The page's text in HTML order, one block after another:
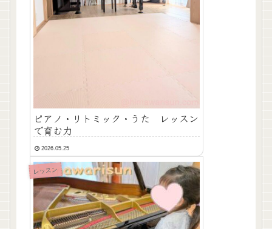
ピアノ・リトミック・うた レッスン
で育む力
2026.05.25
レッスン